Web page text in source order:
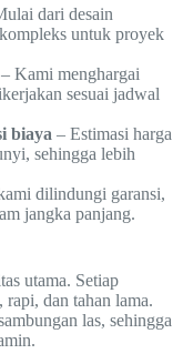
dari desain
untuk proyek
– Kami menghargai
sesuai jadwal
biaya – Estimasi harga
sehingga lebih
dilindungi garansi,
jangka panjang.
utama. Setiap
dan tahan lama.
las, sehingga